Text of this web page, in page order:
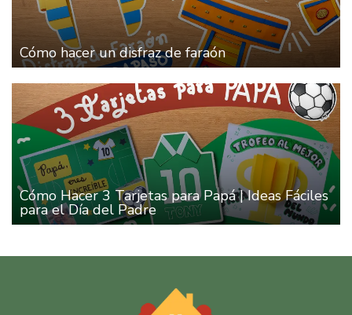
Cómo hacer un disfraz de faraón
Cómo Hacer 3 Tarjetas para Papá | Ideas Fáciles
para el Día del Padre